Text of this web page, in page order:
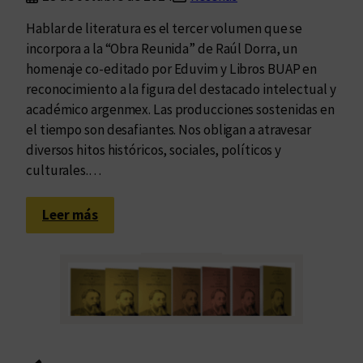
e
d
t
o
r
a
s
,
p
o
r
t
c
i
p
a
r
d
e
e
Hablar de literatura es el tercer volumen que se
incorpora a la “Obra Reunida” de Raúl Dorra, un
homenaje co-editado por Eduvim y Libros BUAP en
reconocimiento a la figura del destacado intelectual y
académico argenmex. Las producciones sostenidas en
el tiempo son desafiantes. Nos obligan a atravesar
diversos hitos históricos, sociales, políticos y
culturales.…
Leer más:
P
n
s
a